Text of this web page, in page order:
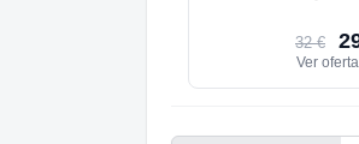
32 €
Ver oferta